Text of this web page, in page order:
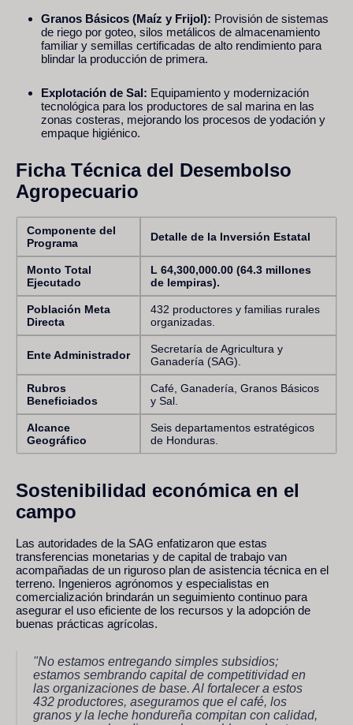
Granos Básicos (Maíz y Frijol): Provisión de sistemas
de riego por goteo, silos metálicos de almacenamiento
familiar y semillas certificadas de alto rendimiento para
blindar la producción de primera.
Explotación de Sal: Equipamiento y modernización
tecnológica para los productores de sal marina en las
zonas costeras, mejorando los procesos de yodación y
empaque higiénico.
Ficha Técnica del Desembolso
Agropecuario
Componente del
Programa
Detalle de la Inversión Estatal
Monto Total
Ejecutado
L 64,300,000.00 (64.3 millones
de lempiras).
Población Meta
Directa
432 productores y familias rurales
organizadas.
Ente Administrador
Secretaría de Agricultura y
Ganadería (SAG).
Rubros
Beneficiados
Café, Ganadería, Granos Básicos
y Sal.
Alcance
Geográfico
Seis departamentos estratégicos
de Honduras.
Sostenibilidad económica en el
campo
Las autoridades de la SAG enfatizaron que estas
transferencias monetarias y de capital de trabajo van
acompañadas de un riguroso plan de asistencia técnica en el
terreno. Ingenieros agrónomos y especialistas en
comercialización brindarán un seguimiento continuo para
asegurar el uso eficiente de los recursos y la adopción de
buenas prácticas agrícolas.
"No estamos entregando simples subsidios;
estamos sembrando capital de competitividad en
las organizaciones de base. Al fortalecer a estos
432 productores, aseguramos que el café, los
granos y la leche hondureña compitan con calidad,